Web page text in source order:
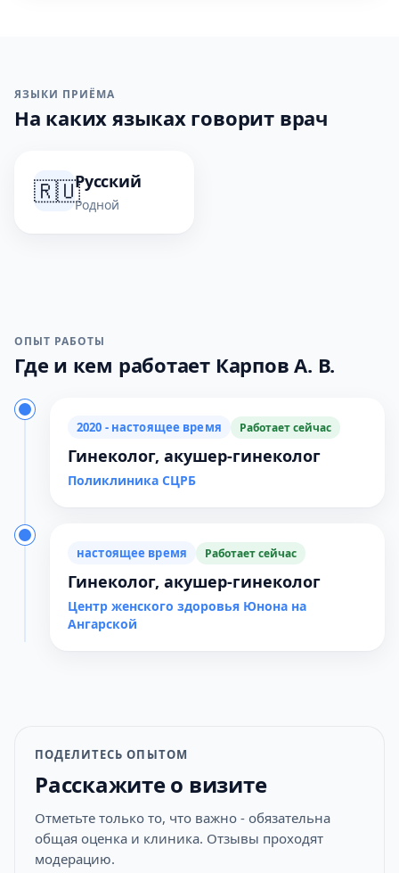
ЯЗЫКИ ПРИЁМА
На каких языках говорит врач
🇷🇺Русский
Родной
ОПЫТ РАБОТЫ
Где и кем работает Карпов А. В.
2020 - настоящее время Работает сейчас
Гинеколог, акушер-гинеколог
Поликлиника СЦРБ
настоящее время Работает сейчас
Гинеколог, акушер-гинеколог
Центр женского здоровья Юнона на
Ангарской
ПОДЕЛИТЕСЬ ОПЫТОМ
Расскажите о визите
Отметьте только то, что важно - обязательна
общая оценка и клиника. Отзывы проходят
модерацию.